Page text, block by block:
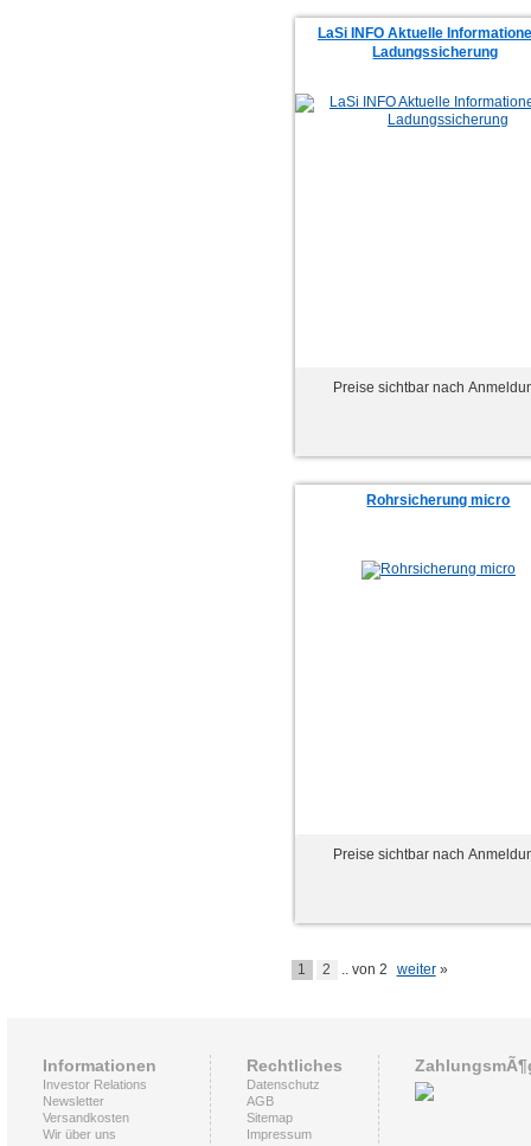
LaSi INFO Aktuelle
Ladungssicherung
Preise sichtbar nach
Rohrsicherung micro
Preise sichtbar nach
1 2 .. von 2 weiter»
Informationen
Investor Relations
Newsletter
Versandkosten
Wir über uns
Rechtliches
Datenschutz
AGB
Sitemap
Impressum